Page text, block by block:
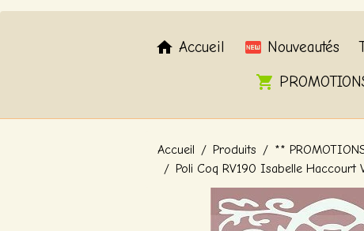
Accueil Nouveautés
Accueil Produits **
Poli Coq RV190 Isabelle Haccourt